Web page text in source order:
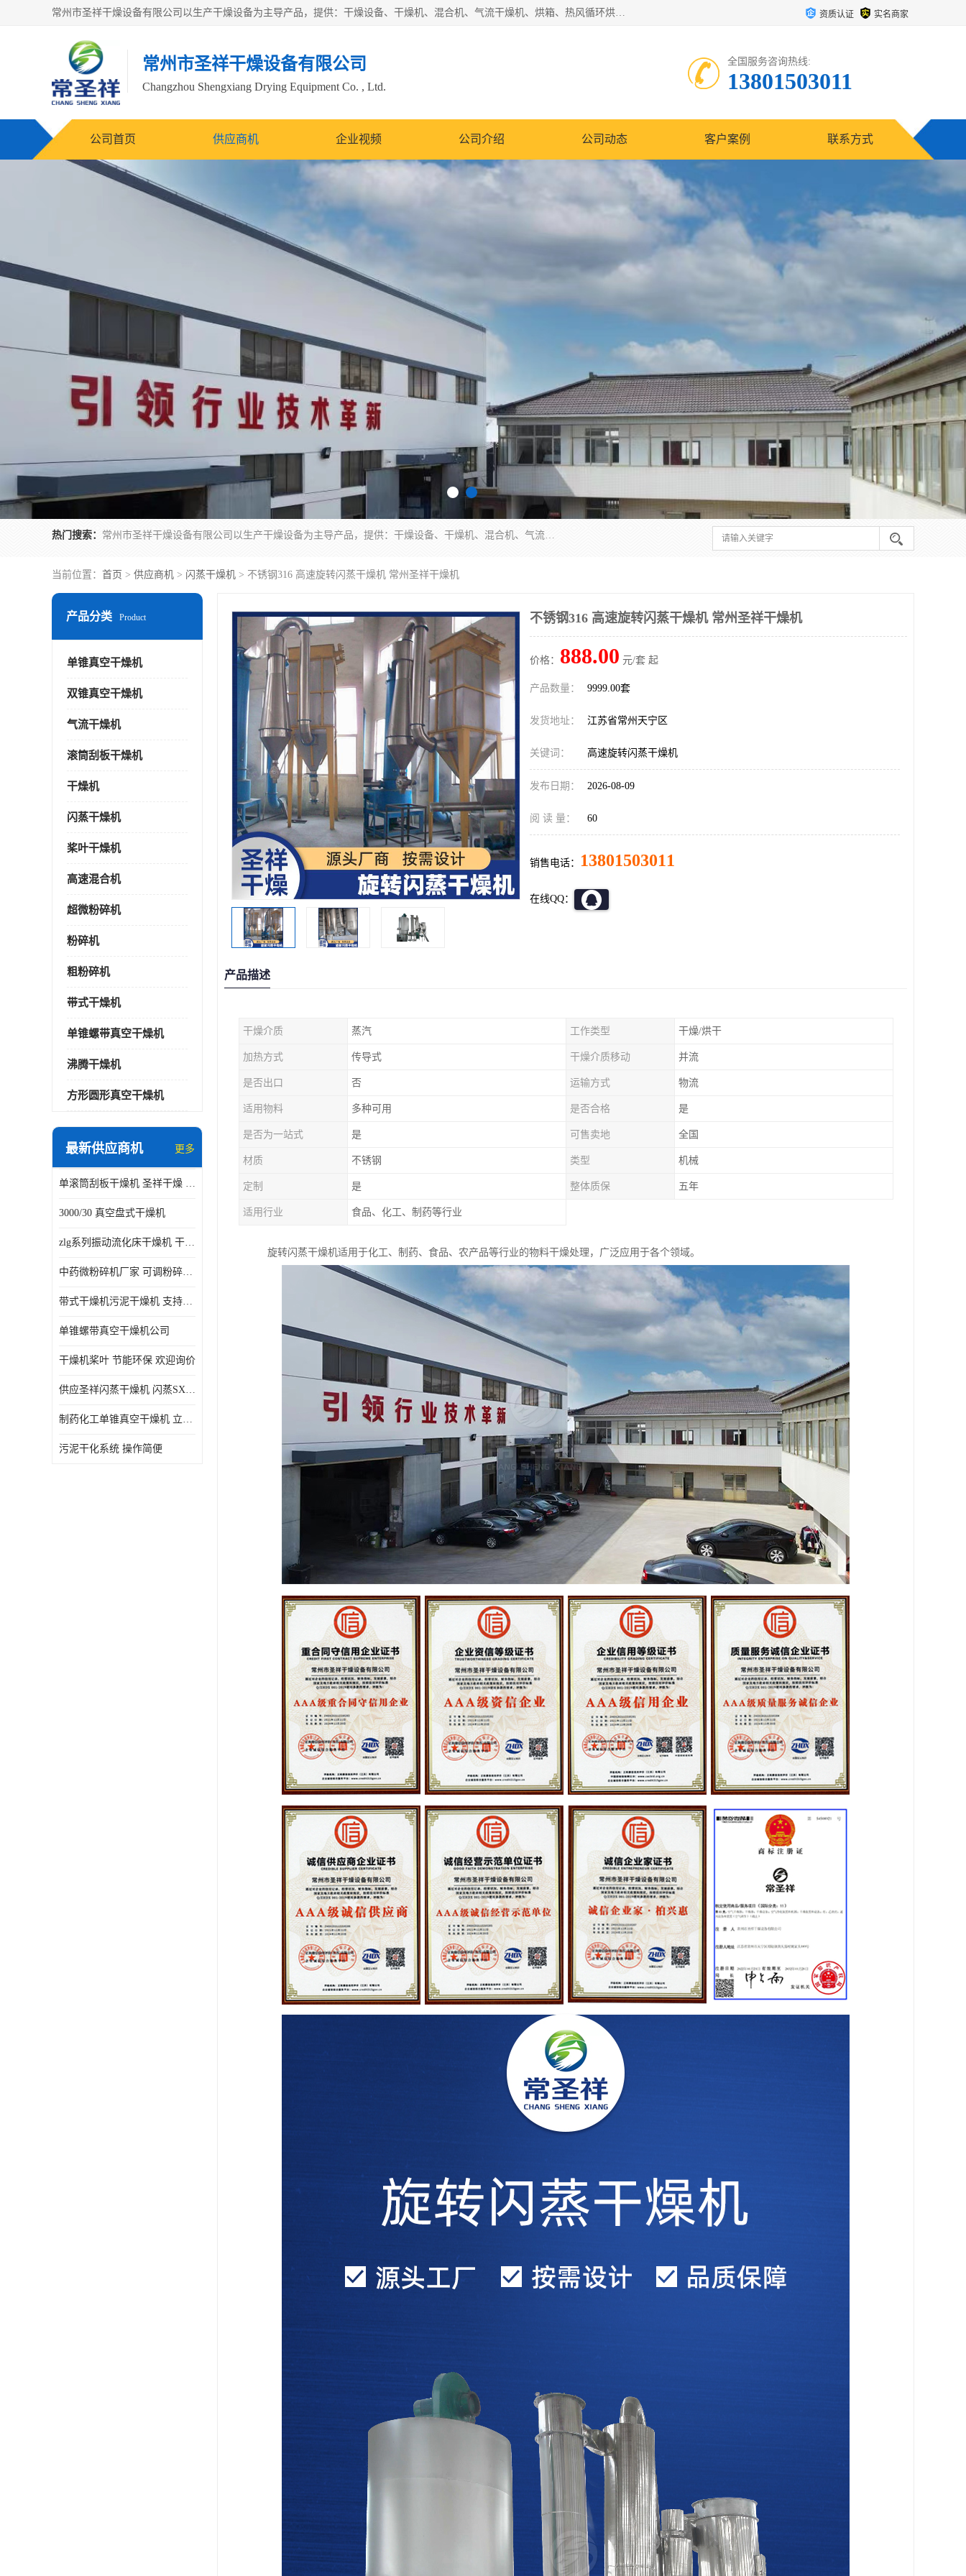
常州市圣祥干燥设备有限公司以生产干燥设备为主导产品，提供：干燥设备、干燥机、混合机、气流干燥机、烘箱、热风循环烘箱、沸腾干燥机、烘干机、喷雾干燥机等产品的生产、制造与销售服务。 资质认证 实名商家
常州市圣祥干燥设备有限公司
Changzhou Shengxiang Drying Equipment Co. , Ltd.
全国服务咨询热线:
13801503011
公司首页 供应商机 企业视频 公司介绍 公司动态 客户案例 联系方式
热门搜索： 常州市圣祥干燥设备有限公司以生产干燥设备为主导产品，提供：干燥设备、干燥机、混合机、气流干燥机、烘箱、热风循环烘箱、沸腾干燥机、烘干机、喷雾干燥机等产品的生产、制造与销售服务。
当前位置： 首页 > 供应商机 > 闪蒸干燥机 > 不锈钢316 高速旋转闪蒸干燥机 常州圣祥干燥机
产品分类 Product
单锥真空干燥机
双锥真空干燥机
气流干燥机
滚筒刮板干燥机
干燥机
闪蒸干燥机
桨叶干燥机
高速混合机
超微粉碎机
粉碎机
粗粉碎机
带式干燥机
单锥螺带真空干燥机
沸腾干燥机
方形圆形真空干燥机
最新供应商机 更多
单滚筒刮板干燥机 圣祥干燥 单辊
3000/30 真空盘式干燥机
zlg系列振动流化床干燥机 干燥速率 粉体干燥
中药微粉碎机厂家 可调粉碎粒度
带式干燥机污泥干燥机 支持定制 价格优惠
单锥螺带真空干燥机公司
干燥机桨叶 节能环保 欢迎询价
供应圣祥闪蒸干燥机 闪蒸SXG-16型干燥机
制药化工单锥真空干燥机 立式锥形螺带搅拌式真空烘干机
污泥干化系统 操作简便
不锈钢316 高速旋转闪蒸干燥机 常州圣祥干燥机
价格： 888.00 元/套 起
产品数量： 9999.00套
发货地址： 江苏省常州天宁区
关键词： 高速旋转闪蒸干燥机
发布日期： 2026-08-09
阅 读 量： 60
销售电话： 13801503011
在线QQ：
产品描述
干燥介质 蒸汽 工作类型 干燥/烘干
加热方式 传导式 干燥介质移动 并流
是否出口 否 运输方式 物流
适用物料 多种可用 是否合格 是
是否为一站式 是 可售卖地 全国
材质 不锈钢 类型 机械
定制 是 整体质保 五年
适用行业 食品、化工、制药等行业
旋转闪蒸干燥机适用于化工、制药、食品、农产品等行业的物料干燥处理，广泛应用于各个领域。